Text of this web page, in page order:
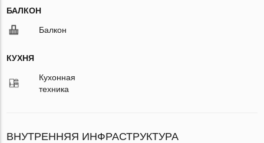
БАЛКОН
Балкон
КУХНЯ
Кухонная
техника
ВНУТРЕННЯЯ ИНФРАСТРУКТУРА